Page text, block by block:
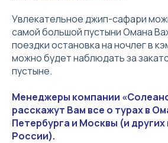
Увлекательное джип-сафари
самой большой пустыни Омана
поездки остановка на ночлег в
можно будет наблюдать за
пустыне.
Менеджеры компании
расскажут Вам все о турах в
Петербурга и Москвы (и
России).